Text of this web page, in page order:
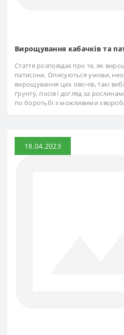
Вирощування кабачків та
Стаття розповідає про те, як
патисони. Описуються умови,
вирощування цих овочів, такі
ґрунту, посів і догляд за
по боротьбі з можливими
18.04.2023